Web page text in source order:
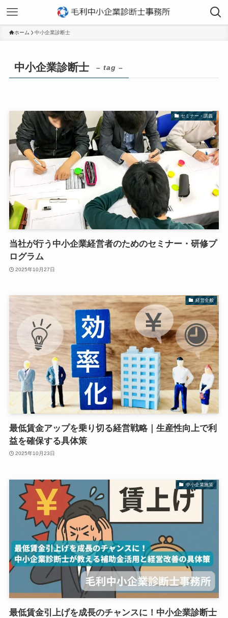
ホーム 中小企業診断士
中小企業診断士 – tag –
セミナー・講義
当社が行う中小企業経営者のためのセミナー・研修プ
ログラム
2025年10月27日
経営全般
最低賃金アップを乗り切る経営戦略｜生産性向上で利
益を確保する具体策
2025年10月23日
中小企業施策
最低賃金引上げを成長のチャンスに！中小企業診断士